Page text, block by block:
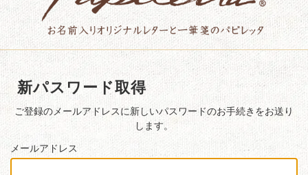
新パスワード取得
ご登録のメールアドレスに新しいパスワードのお手続きをお送り
します。
メールアドレス